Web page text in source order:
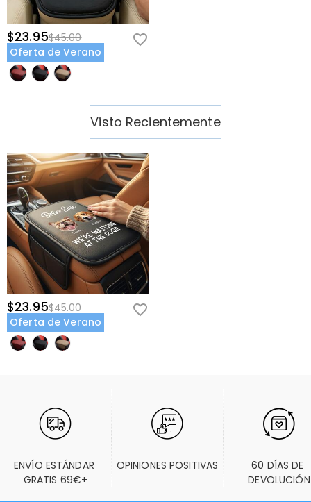
$23.95$45.00
Oferta de Verano
Visto Recientemente
$23.95$45.00
Oferta de Verano
ENVÍO ESTÁNDAR
GRATIS 69€+
OPINIONES POSITIVAS
60 DÍAS DE
DEVOLUCIÓN